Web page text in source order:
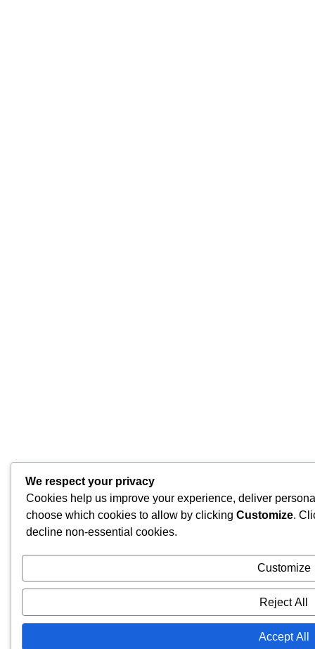
We respect your privacy
Cookies help us improve your experience, deliver
choose which cookies to allow by clicking Customize.
decline non-essential cookies.
Customize
Reject All
Accept All